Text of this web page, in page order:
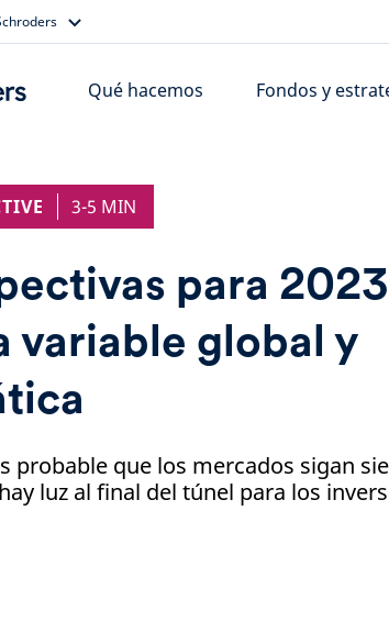
Qué hacemos Fondos y
3-5 MIN
para
variable global y
probable que los mercados sigan
luz al final del túnel para los